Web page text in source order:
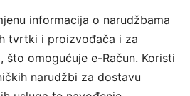
informacija o narudžbama
tvrtki i proizvođača i za
što omogućuje e-Račun. Koristi
narudžbi za dostavu